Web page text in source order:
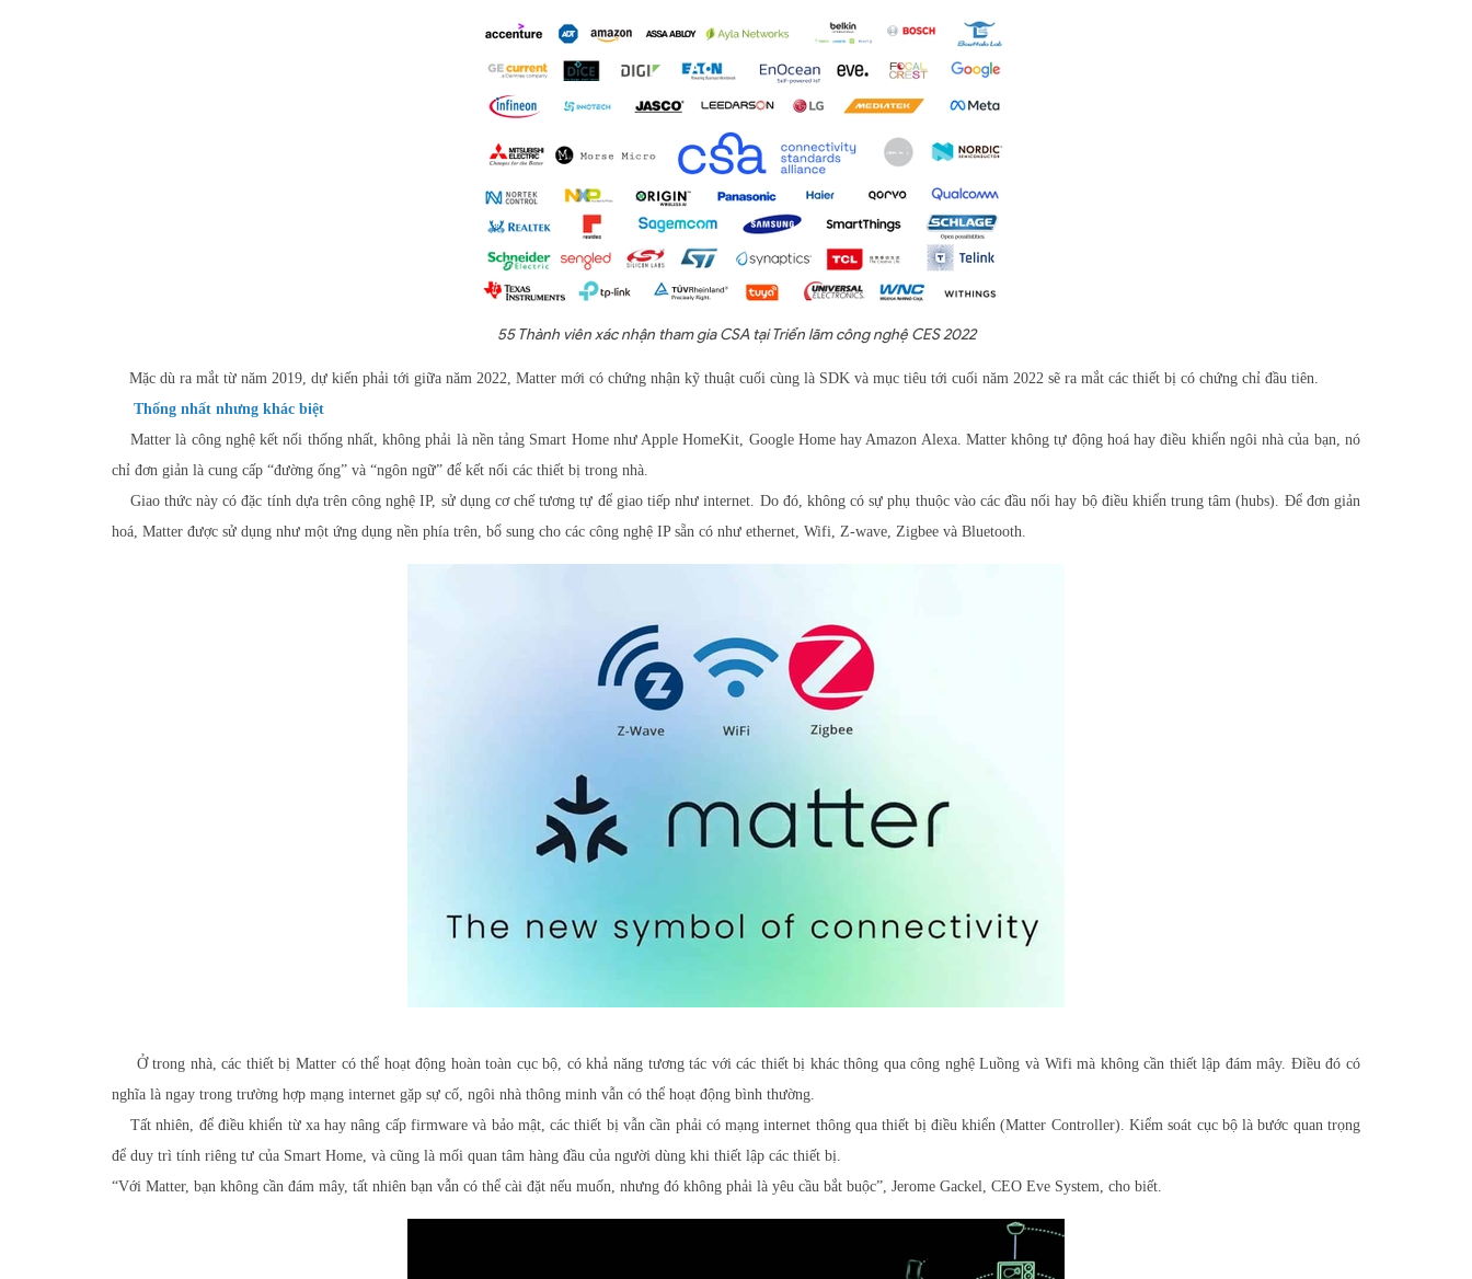
55 Thành viên xác nhận tham gia CSA tại Triển lãm công nghệ CES 2022
Mặc dù ra mắt từ năm 2019, dự kiến phải tới giữa năm 2022, Matter mới có chứng nhận kỹ thuật cuối cùng là SDK và mục tiêu tới cuối năm 2022 sẽ ra mắt các thiết bị có chứng chỉ đầu tiên.
Thống nhất nhưng khác biệt
Matter là công nghệ kết nối thống nhất, không phải là nền tảng Smart Home như Apple HomeKit, Google Home hay Amazon Alexa. Matter không tự động hoá hay điều khiển ngôi nhà của bạn, nó
chỉ đơn giản là cung cấp “đường ống” và “ngôn ngữ” để kết nối các thiết bị trong nhà.
Giao thức này có đặc tính dựa trên công nghệ IP, sử dụng cơ chế tương tự để giao tiếp như internet. Do đó, không có sự phụ thuộc vào các đầu nối hay bộ điều khiển trung tâm (hubs). Để đơn giản
hoá, Matter được sử dụng như một ứng dụng nền phía trên, bổ sung cho các công nghệ IP sẵn có như ethernet, Wifi, Z-wave, Zigbee và Bluetooth.
Ở trong nhà, các thiết bị Matter có thể hoạt động hoàn toàn cục bộ, có khả năng tương tác với các thiết bị khác thông qua công nghệ Luồng và Wifi mà không cần thiết lập đám mây. Điều đó có
nghĩa là ngay trong trường hợp mạng internet gặp sự cố, ngôi nhà thông minh vẫn có thể hoạt động bình thường.
Tất nhiên, để điều khiển từ xa hay nâng cấp firmware và bảo mật, các thiết bị vẫn cần phải có mạng internet thông qua thiết bị điều khiển (Matter Controller). Kiểm soát cục bộ là bước quan trọng
để duy trì tính riêng tư của Smart Home, và cũng là mối quan tâm hàng đầu của người dùng khi thiết lập các thiết bị.
“Với Matter, bạn không cần đám mây, tất nhiên bạn vẫn có thể cài đặt nếu muốn, nhưng đó không phải là yêu cầu bắt buộc”, Jerome Gackel, CEO Eve System, cho biết.